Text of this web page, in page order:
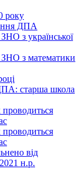
року
ДПА
з української
з математики
старша школа
проводиться
проводиться
від
н.р.